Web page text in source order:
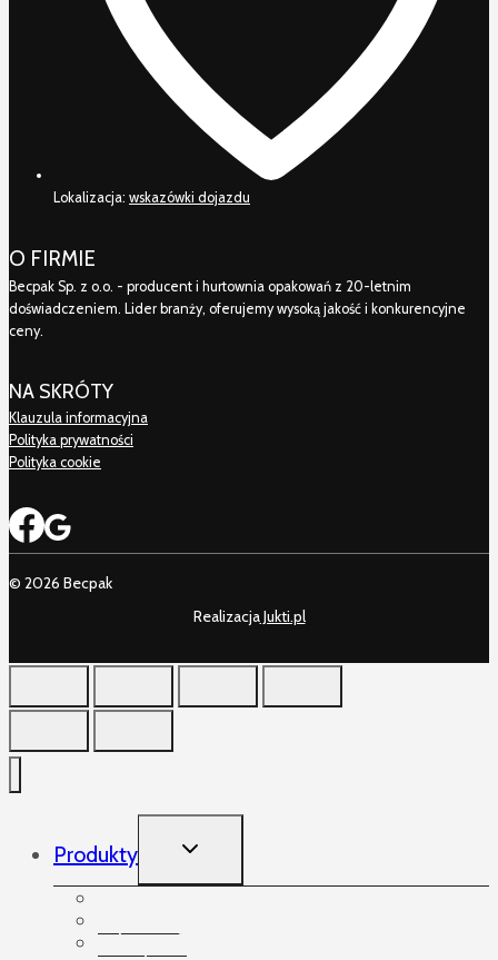
Lokalizacja: wskazówki dojazdu
O FIRMIE
Becpak Sp. z o.o. - producent i hurtownia opakowań z 20-letnim
doświadczeniem. Lider branży, oferujemy wysoką jakość i konkurencyjne
ceny.
NA SKRÓTY
Klauzula informacyjna
Polityka prywatności
Polityka cookie
© 2026 Becpak
RealizacjaJukti.pl
Produkty TOGGLE
CHILD
Arkusze foliowe